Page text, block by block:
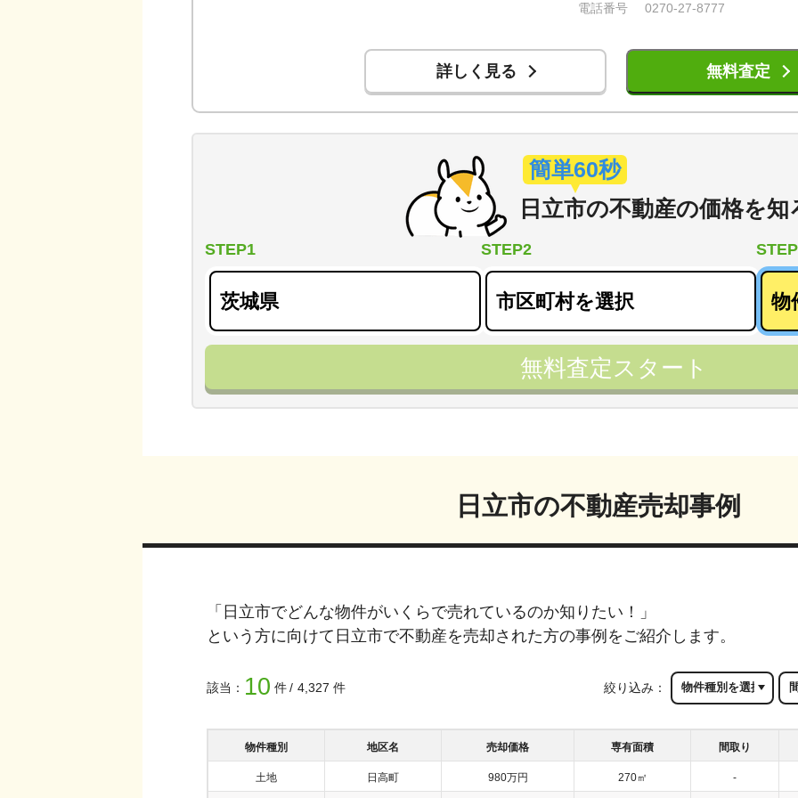
電話番号 0270-27-8777
詳しく見る 無料査定
簡単60秒
日立市の不動産の価格を知
STEP1 STEP2
無料査定スタート
日立市の不動産売却事例
「 日立市でどんな物件がいくらで売れているのか知りたい！」
という方に向けて 日立市で不動産を売却された方の事例をご紹介します。
該当： 10 件 4,327 件 絞り込み：
物件種別 地区名 売却価格 専有面積 間取り
土地 日高町 980万円 270㎡ -